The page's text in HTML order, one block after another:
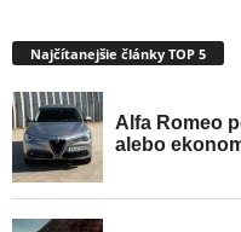
Najčítanejšie články TOP 5